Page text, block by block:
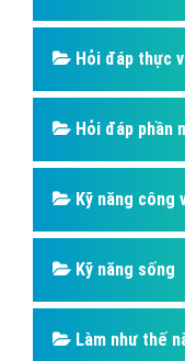
Hỏi đáp thực
Hỏi đáp phần
Kỹ năng công
Kỹ năng sống
Làm như thế